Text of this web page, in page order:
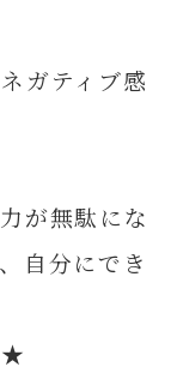
ガティブ感
が無駄にな
自分にでき